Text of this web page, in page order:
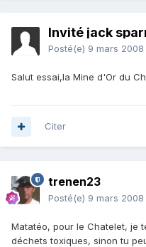
Invité jack
Posté(e) 9 mars 2008
Salut essai,la Mine d'Or du
Citer
trenen23
Posté(e) 9 mars 2008
Matatéo, pour le Chatelet, je
déchets toxiques, sinon tu